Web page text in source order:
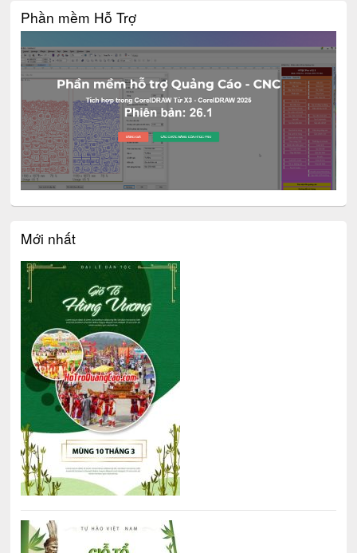
Phần mềm Hỗ Trợ
Mới nhất